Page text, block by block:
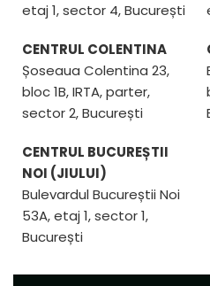
etaj 1, sector 4, București
CENTRUL COLENTINA
Șoseaua Colentina 23,
bloc 1B, IRTA, parter,
sector 2, București
CENTRUL BUCUREȘTII
NOI (JIULUI)
Bulevardul Bucureștii Noi
53A, etaj 1, sector 1,
București